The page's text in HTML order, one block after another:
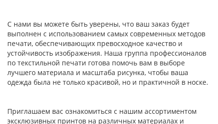
С нами вы можете быть уверены, что ваш заказ будет
выполнен с использованием самых современных методов
печати, обеспечивающих превосходное качество и
устойчивость изображения. Наша группа профессионалов
по текстильной печати готова помочь вам в выборе
лучшего материала и масштаба рисунка, чтобы ваша
одежда была не только красивой, но и практичной в носке.
Приглашаем вас ознакомиться с нашим ассортиментом
эксклюзивных принтов на различных материалах и